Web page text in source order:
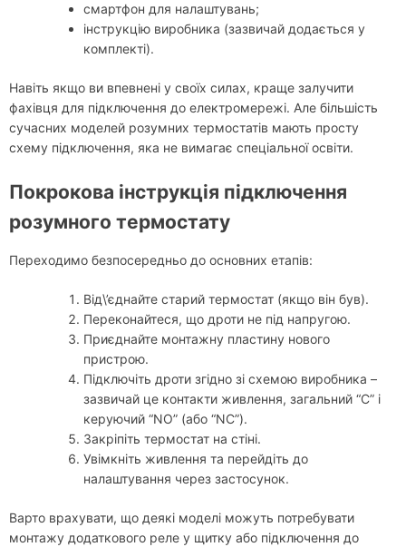
смартфон для налаштувань;
інструкцію виробника (зазвичай додається у
комплекті).
Навіть якщо ви впевнені у своїх силах, краще залучити
фахівця для підключення до електромережі. Але більшість
сучасних моделей розумних термостатів мають просту
схему підключення, яка не вимагає спеціальної освіти.
Покрокова інструкція підключення
розумного термостату
Переходимо безпосередньо до основних етапів:
Від\’єднайте старий термостат (якщо він був).
Переконайтеся, що дроти не під напругою.
Приєднайте монтажну пластину нового
пристрою.
Підключіть дроти згідно зі схемою виробника –
зазвичай це контакти живлення, загальний “С” і
керуючий “NO” (або “NC”).
Закріпіть термостат на стіні.
Увімкніть живлення та перейдіть до
налаштування через застосунок.
Варто врахувати, що деякі моделі можуть потребувати
монтажу додаткового реле у щитку або підключення до